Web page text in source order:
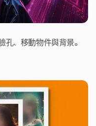
、移動物件與背景。